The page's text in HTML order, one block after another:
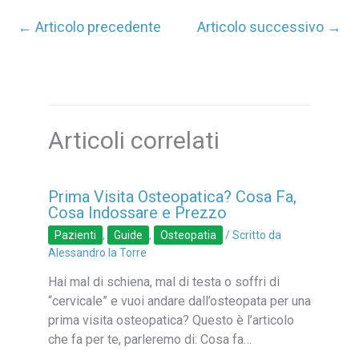
← Articolo precedente Articolo successivo →
Articoli correlati
Prima Visita Osteopatica? Cosa Fa,
Cosa Indossare e Prezzo
Pazienti , Guide , Osteopatia
/ Scritto da
Alessandro la Torre
Hai mal di schiena, mal di testa o soffri di
“cervicale” e vuoi andare dall’osteopata per una
prima visita osteopatica? Questo è l’articolo
che fa per te, parleremo di: Cosa fa…